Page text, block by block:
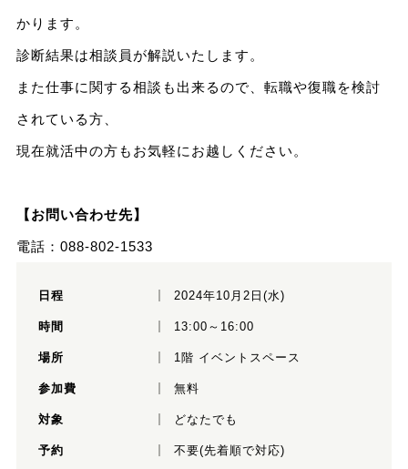
かります。
診断結果は相談員が解説いたします。
また仕事に関する相談も出来るので、転職や復職を検討
されている方、
現在就活中の方もお気軽にお越しください。
【お問い合わせ先】
電話：088-802-1533
日程 2024年10月2日(水)
時間 13:00～16:00
場所 1階 イベントスペース
参加費 無料
対象 どなたでも
予約 不要(先着順で対応)